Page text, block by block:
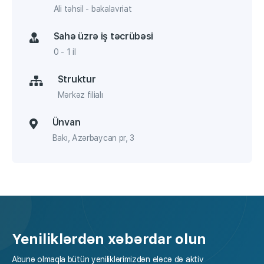
Ali təhsil - bakalavriat
Sahə üzrə iş təcrübəsi
0 - 1 il
Struktur
Mərkəz filialı
Ünvan
Bakı, Аzərbaycan pr, 3
Yeniliklərdən xəbərdar olun
Abunə olmaqla bütün yeniliklərimizdən eləcə də aktiv